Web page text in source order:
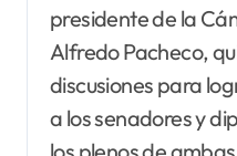
presidente de la
Alfredo Pacheco,
discusiones para
a los senadores y